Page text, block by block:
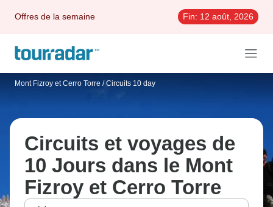
Offres de la semaine Fin: 12 août, 2026
Mont Fizroy et Cerro Torre / Circuits 10 day
Circuits et voyages de
10 Jours dans le Mont
Fizroy et Cerro Torre